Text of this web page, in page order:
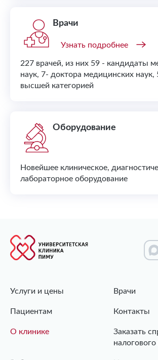
Врачи
227 врачей, из них 59 - кандидаты
наук, 7- доктора медицинских наук,
высшей категорией
Узнать подробнее
Оборудование
Новейшее клиническое,
лабораторное оборудование
Услуги и цены Врачи
Пациентам Контакты
О клинике
Заказать